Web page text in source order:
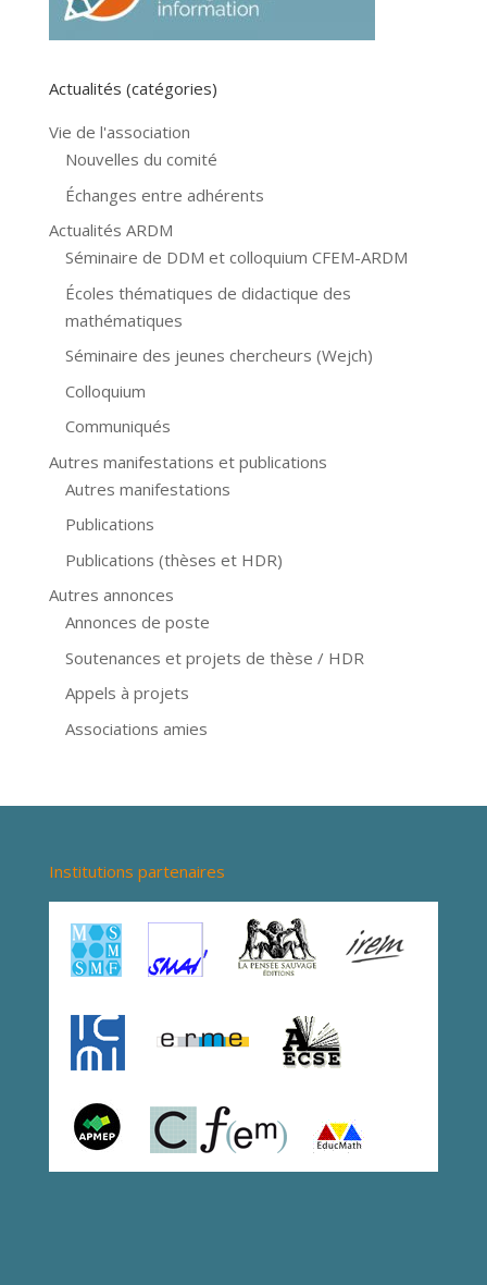
Actualités (catégories)
Vie de l'association
Nouvelles du comité
Échanges entre adhérents
Actualités ARDM
Séminaire de DDM et colloquium CFEM-ARDM
Écoles thématiques de didactique des
mathématiques
Séminaire des jeunes chercheurs (Wejch)
Colloquium
Communiqués
Autres manifestations et publications
Autres manifestations
Publications
Publications (thèses et HDR)
Autres annonces
Annonces de poste
Soutenances et projets de thèse / HDR
Appels à projets
Associations amies
Institutions partenaires